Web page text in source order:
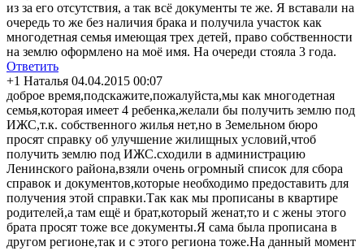
из за его отсутствия, а так всё документы те же. Я вставали на
очередь то же без наличия брака и получила участок как
многодетная семья имеющая трех детей, право собственности
на землю оформлено на моё имя. На очереди стояла 3 года.
Ответить
+1 Наталья 04.04.2015 00:07
доброе время,подскажите,пожалуйста,мы как многодетная
семья,которая имеет 4 ребенка,желали бы получить землю под
ИЖС,т.к. собственного жилья нет,но в Земельном бюро
просят справку об улучшение жилищных условий,чтоб
получить землю под ИЖС.сходили в администрацию
Ленинского района,взяли очень огромный список для сбора
справок и документов,которые необходимо предоставить для
получения этой справки.Так как мы прописаны в квартире
родителей,а там ещё и брат,который женат,то и с жены этого
брата просят тоже все документы.Я сама была прописана в
другом регионе,так и с этого региона тоже.На данный момент